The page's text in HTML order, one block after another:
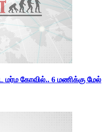
மர்ம கோவில்.. 6 மணிக்கு மேல்